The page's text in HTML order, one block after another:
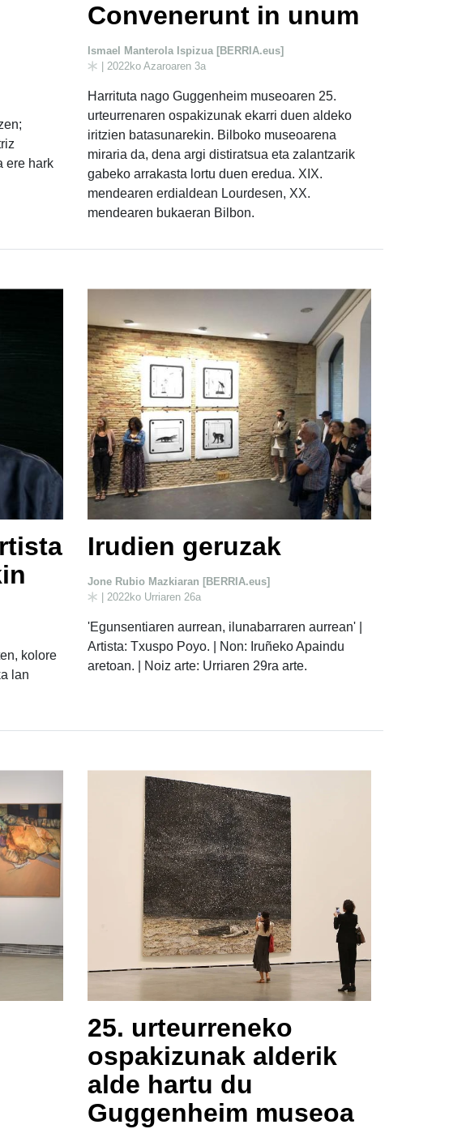
ere hark
Convenerunt in unum
Ismael Manterola Ispizua [BERRIA.eus]
| 2022ko Azaroaren 3a
Harrituta nago Guggenheim museoaren 25.
urteurrenaren ospakizunak ekarri duen aldeko
iritzien batasunarekin. Bilboko museoarena
miraria da, dena argi distiratsua eta zalantzarik
gabeko arrakasta lortu duen eredua. XIX.
mendearen erdialdean Lourdesen, XX.
mendearen bukaeran Bilbon.
kolore
lan
Irudien geruzak
Jone Rubio Mazkiaran [BERRIA.eus]
| 2022ko Urriaren 26a
'Egunsentiaren aurrean, ilunabarraren aurrean' |
Artista: Txuspo Poyo. | Non: Iruñeko Apaindu
aretoan. | Noiz arte: Urriaren 29ra arte.
25. urteurreneko
ospakizunak alderik
alde hartu du
Guggenheim museoa